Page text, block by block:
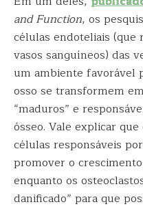
and Function, os
células endoteliais
vasos sanguíneos) das
um ambiente favorável
osso se transformem
“maduros” e
ósseo. Vale explicar
células responsáveis
promover o
enquanto os
danificado” para que